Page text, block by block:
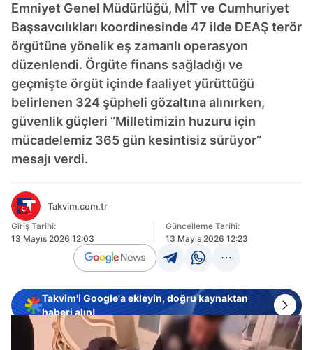
Emniyet Genel Müdürlüğü, MİT ve Cumhuriyet
Başsavcılıkları koordinesinde 47 ilde DEAŞ terör
örgütüne yönelik eş zamanlı operasyon
düzenlendi. Örgüte finans sağladığı ve
geçmişte örgüt içinde faaliyet yürüttüğü
belirlenen 324 şüpheli gözaltına alınırken,
güvenlik güçleri “Milletimizin huzuru için
mücadelemiz 365 gün kesintisiz sürüyor”
mesajı verdi.
Takvim.com.tr
Giriş Tarihi:
13 Mayıs 2026 12:03
Güncelleme Tarihi:
13 Mayıs 2026 12:23
Takvim'i Google'a ekleyin, doğru kaynaktan
haberi alın!